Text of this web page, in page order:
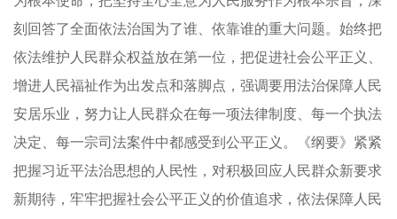
刻回答了全面依法治国为了谁、依靠谁的重大问题。始终把
依法维护人民群众权益放在第一位，把促进社会公平正义、
增进人民福祉作为出发点和落脚点，强调要用法治保障人民
安居乐业，努力让人民群众在每一项法律制度、每一个执法
决定、每一宗司法案件中都感受到公平正义。《纲要》紧紧
把握习近平法治思想的人民性，对积极回应人民群众新要求
新期待，牢牢把握社会公平正义的价值追求，依法保障人民